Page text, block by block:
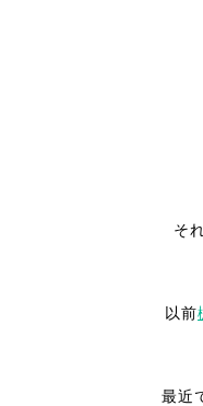
そ
以前
最近